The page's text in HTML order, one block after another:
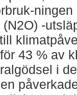
(N2O) -
43 % av
i